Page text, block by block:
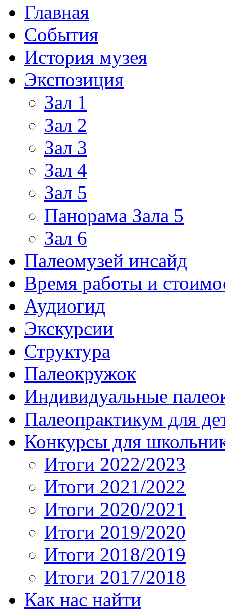
Главная
События
История музея
Экспозиция
Зал 1
Зал 2
Зал 3
Зал 4
Зал 5
Панорама Зала 5
Зал 6
Палеомузей инсайд
Время работы и
Аудиогид
Экскурсии
Структура
Палеокружок
Индивидуальные
Палеопрактикум для
Конкурсы для
Итоги 2022/2023
Итоги 2021/2022
Итоги 2020/2021
Итоги 2019/2020
Итоги 2018/2019
Итоги 2017/2018
Как нас найти